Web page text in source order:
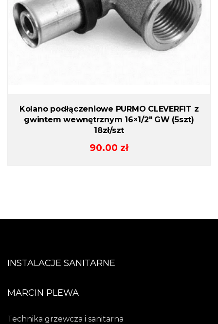
Kolano podłączeniowe PURMO CLEVERFIT z
gwintem wewnętrznym 16×1/2″ GW (5szt)
18zł/szt
90.00 zł
INSTALACJE SANITARNE
MARCIN PLEWA
Technika grzewcza i sanitarna